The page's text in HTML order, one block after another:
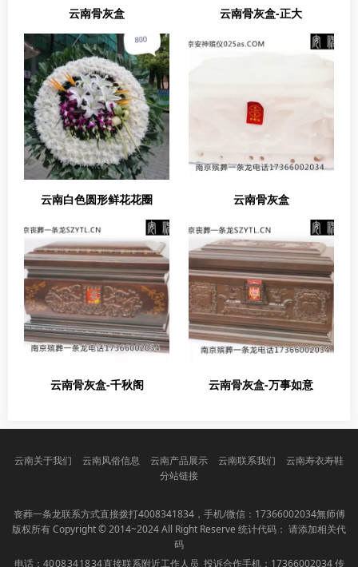
云南骨灰盒 云南骨灰盒-正大
云南白色圆形鲜花花圈 云南骨灰盒
云南骨灰盒-千秋阁 云南骨灰盒-万事如意
云南关于我们 云南风俗信息 云南产品展示 云南联系我们
云南寿衣寿鞋
分站链接
丧葬一条龙联系方式直接拨打4008341834，手机/微信：17366002034無师傅
版权所有 Copyright © 2014~2024 All Right Reserve 统计代码： 请添加相关代
码
电话： 4008341834直接联系附近工作人员 投诉合作手机：17366002034 传